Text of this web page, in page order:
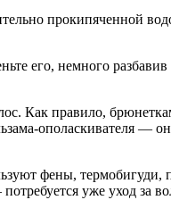
прокипяченной
его, немного
Как правило,
ополаскивателя —
фены, термобигуди,
уже уход за